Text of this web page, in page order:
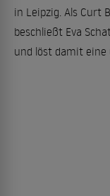
in Leipzig. Als Curt
beschließt Eva
und löst damit eine